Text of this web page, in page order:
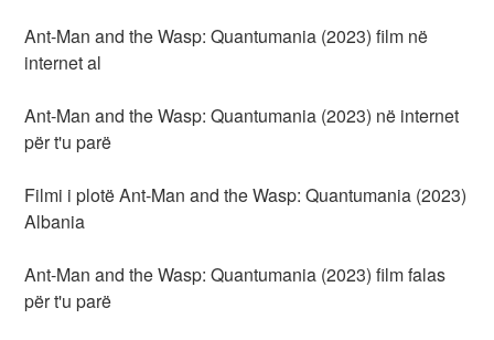
Ant-Man and the Wasp: Quantumania (2023) film në
internet al
Ant-Man and the Wasp: Quantumania (2023) në internet
për t'u parë
Filmi i plotë Ant-Man and the Wasp: Quantumania (2023)
Albania
Ant-Man and the Wasp: Quantumania (2023) film falas
për t'u parë